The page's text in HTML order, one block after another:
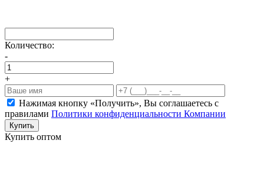
Количество:
-
+
Нажимая кнопку «Получить», Вы соглашаетесь c
правилами Политики конфиденциальности Компании
Купить
Купить оптом